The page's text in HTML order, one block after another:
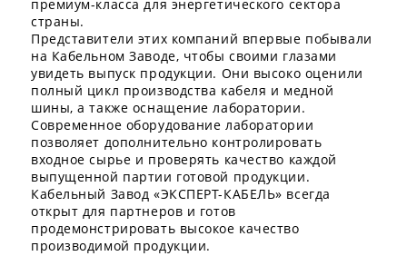
премиум-класса для энергетического сектора
страны.
Представители этих компаний впервые побывали
на Кабельном Заводе, чтобы своими глазами
увидеть выпуск продукции. Они высоко оценили
полный цикл производства кабеля и медной
шины, а также оснащение лаборатории.
Современное оборудование лаборатории
позволяет дополнительно контролировать
входное сырье и проверять качество каждой
выпущенной партии готовой продукции.
Кабельный Завод «ЭКСПЕРТ-КАБЕЛЬ» всегда
открыт для партнеров и готов
продемонстрировать высокое качество
производимой продукции.